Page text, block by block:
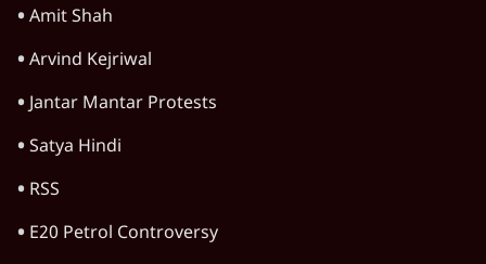
Amit Shah
Arvind Kejriwal
Jantar Mantar Protests
Satya Hindi
RSS
E20 Petrol Controversy